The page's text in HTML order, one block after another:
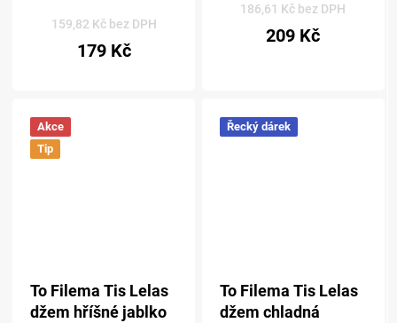
159,82 Kč bez DPH
179 Kč
produktu
186,61 Kč bez DPH
209 Kč
Akce
Tip
To Filema Tis Lelas
džem hříšné jablko
Řecký dárek
To Filema Tis Lelas
džem chladná